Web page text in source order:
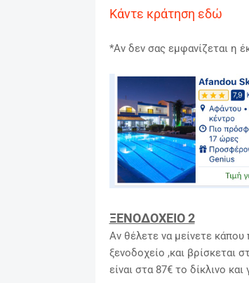
Κάντε κράτηση εδώ
*Αν δεν σας εμφανίζεται η
ΞΕΝΟΔΟΧΕΙΟ 2
Αν θέλετε να μείνετε κάπου
ξενοδοχείο ,και βρίσκεται
είναι στα 87€ το δίκλινο και